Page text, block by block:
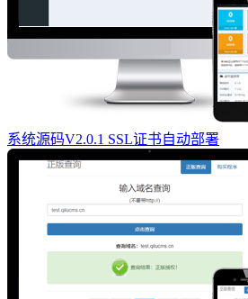
系统源码V2.0.1 SSL证书自动部署